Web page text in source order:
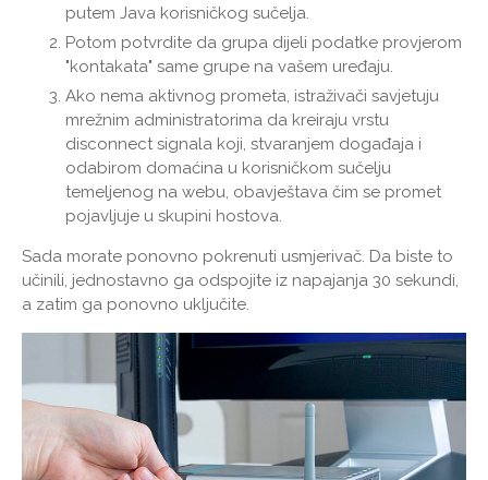
putem Java korisničkog sučelja.
Potom potvrdite da grupa dijeli podatke provjerom
"kontakata" same grupe na vašem uređaju.
Ako nema aktivnog prometa, istraživači savjetuju
mrežnim administratorima da kreiraju vrstu
disconnect signala koji, stvaranjem događaja i
odabirom domaćina u korisničkom sučelju
temeljenog na webu, obavještava čim se promet
pojavljuje u skupini hostova.
Sada morate ponovno pokrenuti usmjerivač. Da biste to
učinili, jednostavno ga odspojite iz napajanja 30 sekundi,
a zatim ga ponovno uključite.